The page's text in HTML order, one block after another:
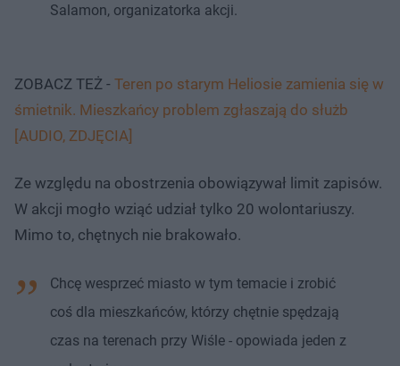
Salamon, organizatorka akcji.
ZOBACZ TEŻ - Teren po starym Heliosie zamienia się w
śmietnik. Mieszkańcy problem zgłaszają do służb
[AUDIO, ZDJĘCIA]
Ze względu na obostrzenia obowiązywał limit zapisów.
W akcji mogło wziąć udział tylko 20 wolontariuszy.
Mimo to, chętnych nie brakowało.
Chcę wesprzeć miasto w tym temacie i zrobić
coś dla mieszkańców, którzy chętnie spędzają
czas na terenach przy Wiśle - opowiada jeden z